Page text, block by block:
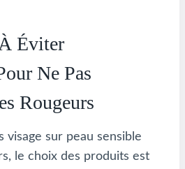
Éviter
Ne Pas
Rougeurs
visage sur peau sensible
le choix des produits est